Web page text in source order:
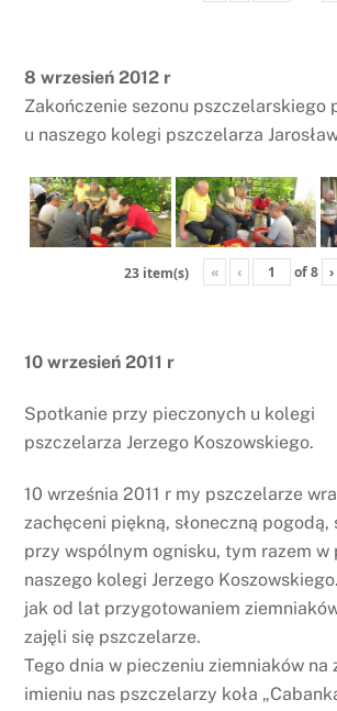
8 wrzesień 2012 r
Zakończenie sezonu pszczelarskiego
u naszego kolegi pszczelarza
23 item(s) « ‹ of8 ›
10 wrzesień 2011 r
Spotkanie przy pieczonych u kolegi
pszczelarza Jerzego Koszowskiego.
10 września 2011 r my pszczelarze
zachęceni piękną, słoneczną
przy wspólnym ognisku, tym razem w
naszego kolegi Jerzego
jak od lat przygotowaniem
zajęli się pszczelarze.
Tego dnia w pieczeniu ziemniaków na
imieniu nas pszczelarzy koła